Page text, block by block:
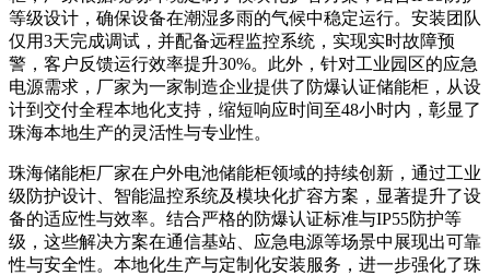
等级设计，确保设备在潮湿多雨的气候中稳定运行。安装团队
仅用3天完成调试，并配备远程监控系统，实现实时故障预
警，客户反馈运行效率提升30%。此外，针对工业园区的应急
电源需求，厂家为一家制造企业提供了防爆认证储能柜，从设
计到交付全程本地化支持，缩短响应时间至48小时内，彰显了
珠海本地生产的灵活性与专业性。
珠海储能柜厂家在户外电池储能柜领域的持续创新，通过工业
级防护设计、智能温控系统及模块化扩容方案，显著提升了设
备的适应性与效率。结合严格的防爆认证标准与IP55防护等
级，这些解决方案在通信基站、应急电源等场景中展现出可靠
性与安全性。本地化生产与定制化安装服务，进一步强化了珠